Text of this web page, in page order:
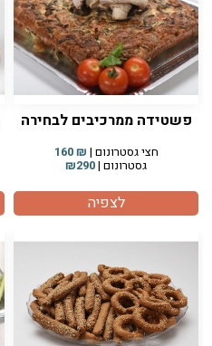
פשטידה ממרכיבים לבחירה
חצי גסטרונום | ₪
160
גסטרונום |₪290
לצפיה